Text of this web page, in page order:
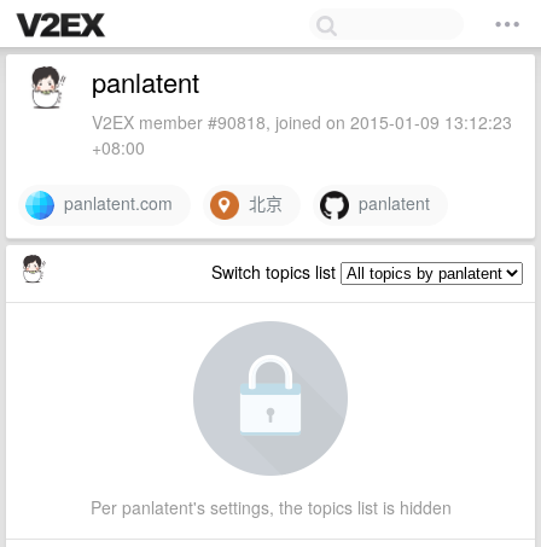
panlatent
V2EX member #90818, joined on 2015-01-09 13:12:23
+08:00
panlatent.com 北京 panlatent
Switch topics list
Per panlatent's settings, the topics list is hidden